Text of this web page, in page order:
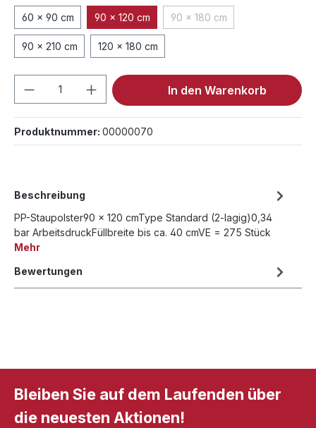
60 x 90 cm 90 x 120 cm 90 x 180 cm(Diese Option ist zurzeit
90 x 210 cm 120 x 180 cm
Produkt Anzahl: Gib denIn den Warenkorb
Produktnummer: 00000070
Beschreibung
PP-Staupolster90 x 120 cmType Standard (2-lagig)0,34
bar ArbeitsdruckFüllbreite bis ca. 40 cmVE = 275 Stück
Mehr
Bewertungen
Bleiben Sie auf dem Laufenden über
die neuesten Aktionen!